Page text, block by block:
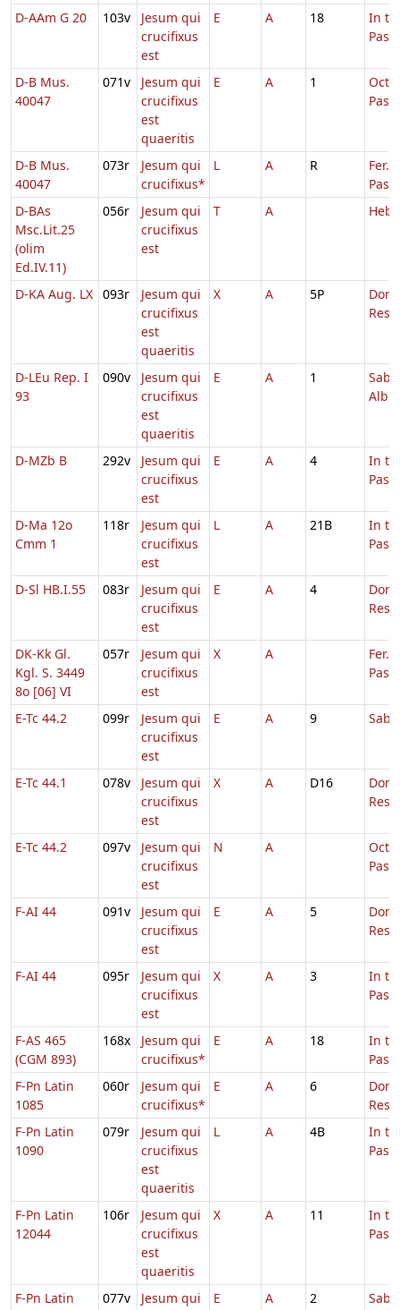
D-AAm G 20 103v
Jesum qui
crucifixus
est
E A 18
In
D-B Mus.
40047
071v
Jesum qui
crucifixus
est
quaeritis
E A 1
D-B Mus.
40047
073r
Jesum qui
crucifixus*
L A R
Fer.
Pasc.
D-BAs
Msc.Lit.25
(olim
Ed.IV.11)
056r
Jesum qui
crucifixus
est
T A
D-KA Aug. LX 093r
Jesum qui
crucifixus
est
quaeritis
X A 5P
Dom.
D-LEu Rep. I
93
090v
Jesum qui
crucifixus
est
quaeritis
E A 1
Albis
D-MZb B 292v
Jesum qui
crucifixus
est
E A 4
In
D-Ma 12o
Cmm 1
118r
Jesum qui
crucifixus
est
L A 21B
In
D-Sl HB.I.55 083r
Jesum qui
crucifixus
est
E A 4
Dom.
DK-Kk Gl.
Kgl. S. 3449
8o [06] VI
057r
Jesum qui
crucifixus
est
X A
Fer.
E-Tc 44.2 099r
Jesum qui
crucifixus
est
E A 9
E-Tc 44.1 078v
Jesum qui
crucifixus
est
X A D16
Dom.
E-Tc 44.2 097v
Jesum qui
crucifixus
est
N A
F-AI 44 091v
Jesum qui
crucifixus
est
E A 5
Dom.
F-AI 44 095r
Jesum qui
crucifixus
est
X A 3
In
F-AS 465
(CGM 893)
168x
Jesum qui
crucifixus*
E A 18
In
F-Pn Latin
1085
060r
Jesum qui
crucifixus*
E A 6
Dom.
F-Pn Latin
1090
079r
Jesum qui
crucifixus
est
quaeritis
L A 4B
In
F-Pn Latin
12044
106r
Jesum qui
crucifixus
est
quaeritis
X A 11
In
F-Pn Latin
077v
Jesum qui
E A 2